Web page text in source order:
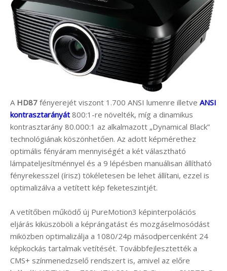
A HD87 fényerejét viszont 1.700 ANSI lumenre illetve ANSI
kontrasztarányát 800:1-re növelték, míg a dinamikus
kontrasztarány 80.000:1 az alkalmazott „Dynamical Black”
technológiának köszönhetően. Az adott képmérethez
optimális fényáram mennyiségét a két választható
lámpateljesítménnyel és a 9 lépésben manuálisan állítható
fényrekesszel (írisz) tökéletesen be lehet állítani, ezzel is
optimalizálva a vetített kép feketeszintjét.
A vetítőben működő új PureMotion3 képinterpolációs
eljárás kiküszöböli a képrángatást és mozgáselmosódást
miközben optimalizálja a 1080/24p másodpercenként 24
képkockás tartalmak vetítését. Továbbfejlesztették a
CMS+ színmenedzselő rendszert is, amivel az előre